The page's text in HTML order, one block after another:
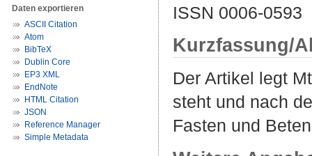
Daten exportieren
ASCII Citation
Atom
BibTeX
Dublin Core
EP3 XML
EndNote
HTML Citation
JSON
Reference Manager
Simple Metadata
ISSN 0006-0593
Kurzfassung/
Der Artikel legt
steht und nach
Fasten und